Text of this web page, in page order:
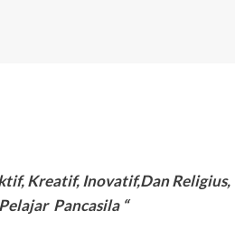
Kreatif, Inovatif,Dan Religius,
Pancasila “